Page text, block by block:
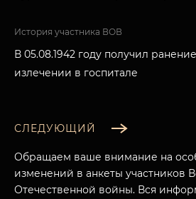
История участника ВОВ
В 05.08.1942 году получил
излечении в госпитале
СЛЕДУЮЩИЙ
Обращаем ваше внимание на
изменений в анкеты участников
Отечественной войны. Вся